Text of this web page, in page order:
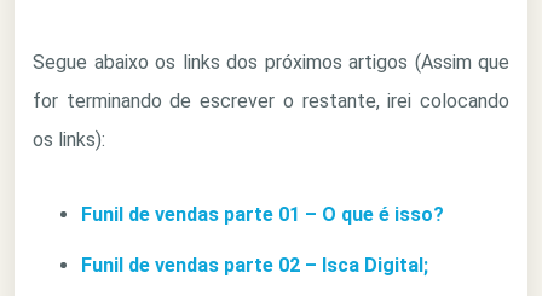
Segue abaixo os links dos próximos artigos (Assim que
for terminando de escrever o restante, irei colocando
os links):
Funil de vendas parte 01 – O que é isso?
Funil de vendas parte 02 – Isca Digital;